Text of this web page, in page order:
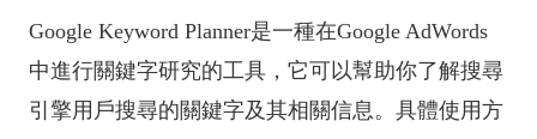
Google Keyword Planner是一種在Google AdWords
中進行關鍵字研究的工具，它可以幫助你了解搜尋
引擎用戶搜尋的關鍵字及其相關信息。具體使用方